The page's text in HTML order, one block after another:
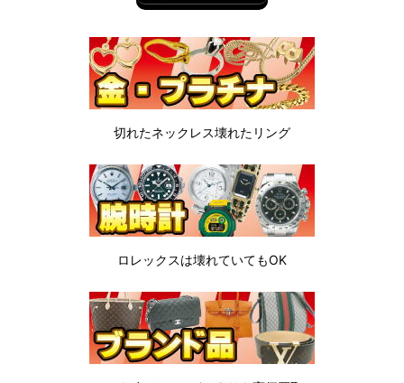
切れたネックレス壊れたリング
ロレックスは壊れていてもOK